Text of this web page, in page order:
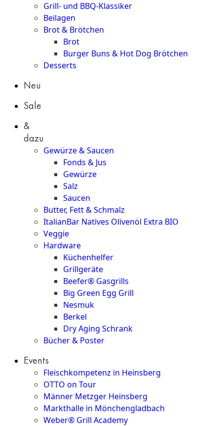
Grill- und BBQ-Klassiker
Beilagen
Brot & Brötchen
Brot
Burger Buns & Hot Dog Brötchen
Desserts
Neu
Sale
&
dazu
Gewürze & Saucen
Fonds & Jus
Gewürze
Salz
Saucen
Butter, Fett & Schmalz
ItalianBar Natives Olivenöl Extra BIO
Veggie
Hardware
Küchenhelfer
Grillgeräte
Beefer® Gasgrills
Big Green Egg Grill
Nesmuk
Berkel
Dry Aging Schrank
Bücher & Poster
Events
Fleischkompetenz in Heinsberg
OTTO on Tour
Männer Metzger Heinsberg
Markthalle in Mönchengladbach
Weber® Grill Academy